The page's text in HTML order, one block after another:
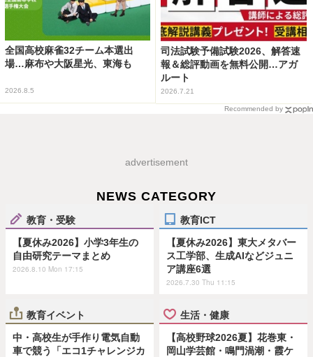
全国高校麻雀32チーム本選出
場…麻布や大阪星光、東海も
2026.8.5
司法試験予備試験2026、解答速
報＆総評動画を無料公開…アガ
ルート
2026.7.21
Recommended by
advertisement
NEWS CATEGORY
教育・受験
【夏休み2026】小学3年生の
自由研究テーマまとめ
2026.8.10 Mon 17:15
教育ICT
【夏休み2026】東大メタバー
ス工学部、生成AIなどジュニ
ア講座6選
2026.7.30 Thu 11:15
教育イベント
中・高校生が手作り電気自動
車で競う「エコ1チャレンジカ
生活・健康
【高校野球2026夏】花巻東・
岡山学芸館・鳴門渦潮・霞ケ